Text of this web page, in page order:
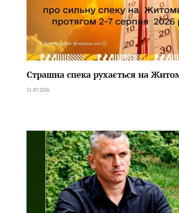
Страшна спека рухається на
31.07.2026